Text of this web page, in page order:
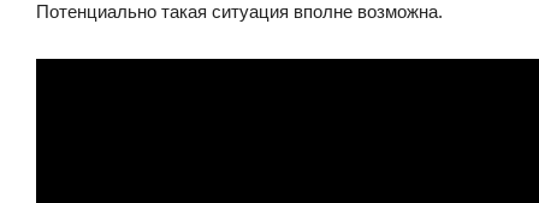
Потенциально такая ситуация вполне возможна.